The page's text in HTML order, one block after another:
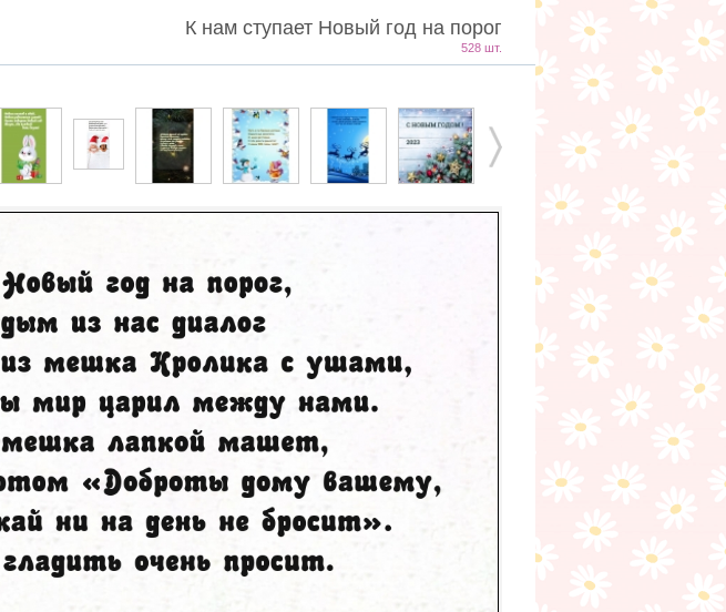
К нам ступает Новый год на порог
528 шт.